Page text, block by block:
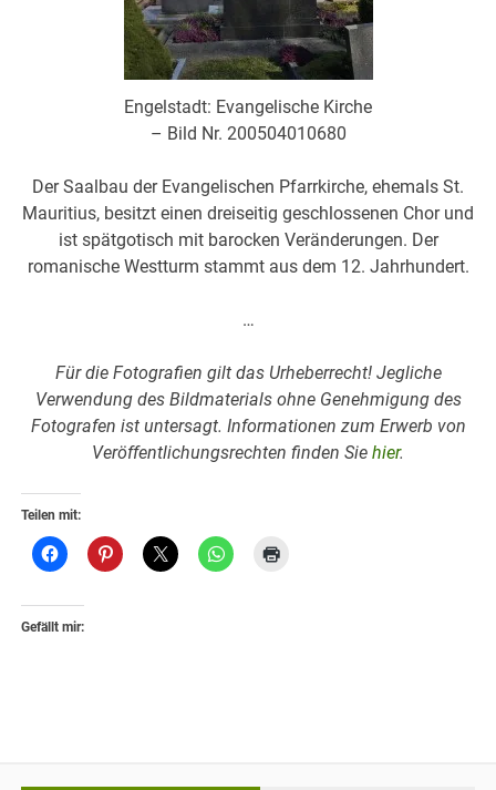
Engelstadt: Evangelische Kirche
– Bild Nr. 200504010680
Der Saalbau der Evangelischen Pfarrkirche, ehemals St.
Mauritius, besitzt einen dreiseitig geschlossenen Chor und
ist spätgotisch mit barocken Veränderungen. Der
romanische Westturm stammt aus dem 12. Jahrhundert.
…
Für die Fotografien gilt das Urheberrecht! Jegliche
Verwendung des Bildmaterials ohne Genehmigung des
Fotografen ist untersagt. Informationen zum Erwerb von
Veröffentlichungsrechten finden Sie hier.
Teilen mit:
Gefällt mir: